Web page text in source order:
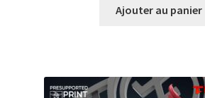
Ajouter au panier